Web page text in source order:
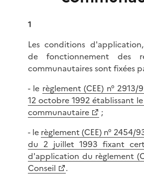
1
Les conditions
de fonctionnement des
communautaires sont fixées
- le règlement (CEE) n° 2913/
12 octobre 1992 établissant
communautaire
;
- le règlement (CEE) n° 2454/
du 2 juillet 1993 fixant
d'application du règlement
Conseil
.